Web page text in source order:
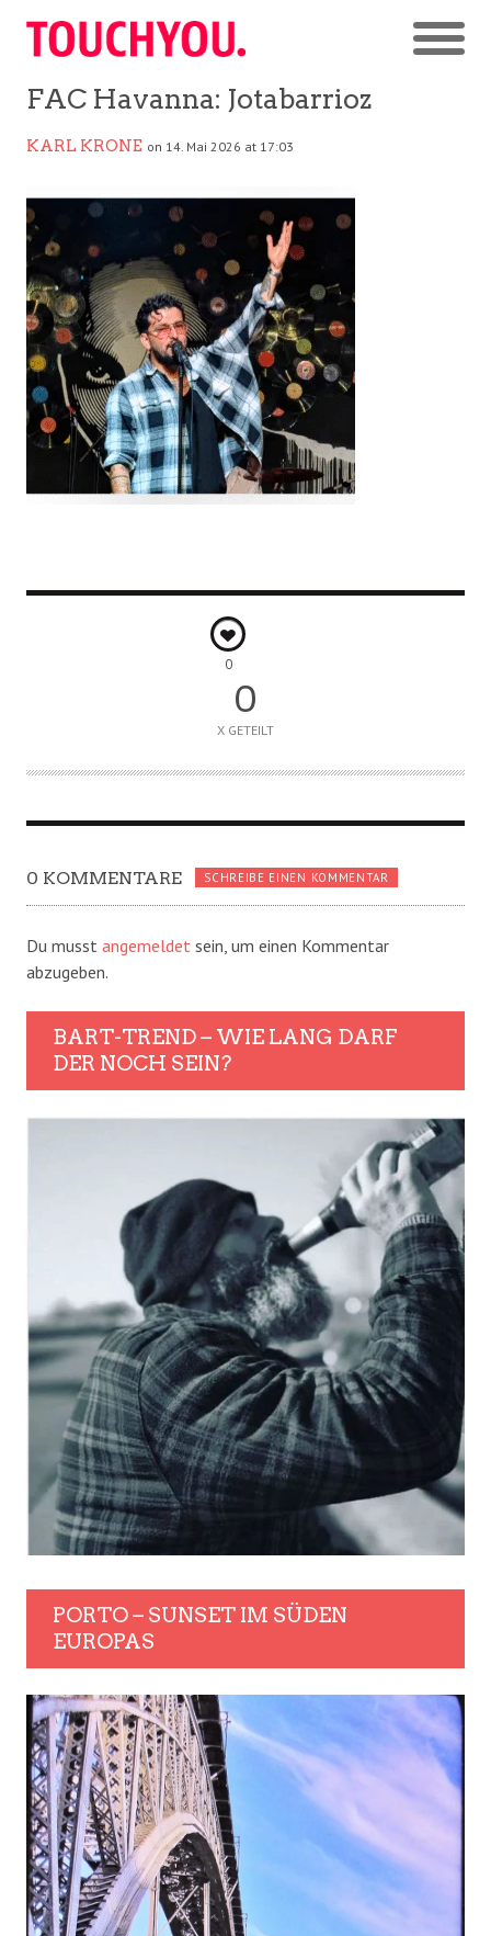
FAC Havanna: Jotabarrioz
KARL KRONE on 14. Mai 2026 at 17:03
0
0
X GETEILT
0 KOMMENTARE SCHREIBE EINEN KOMMENTAR
Du musst angemeldet sein, um einen Kommentar
abzugeben.
BART-TREND – WIE LANG DARF
DER NOCH SEIN?
PORTO – SUNSET IM SÜDEN
EUROPAS